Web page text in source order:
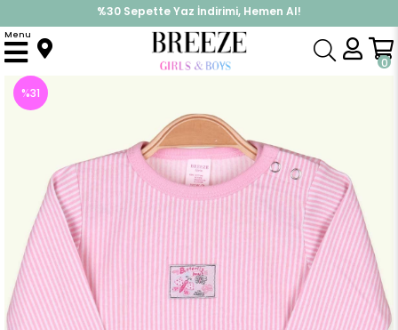
%30 Sepette Yaz İndirimi, Hemen Al!
İndirimlere ek %10 İndirimi Kap, Hemen Üye Ol!
0
Menu
Anasayfa Pijama & İç Giyim KIZ Zıbın
%31